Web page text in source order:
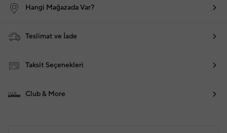
Hangi Mağazada Var?
Teslimat ve İade
Taksit Seçenekleri
Club & More